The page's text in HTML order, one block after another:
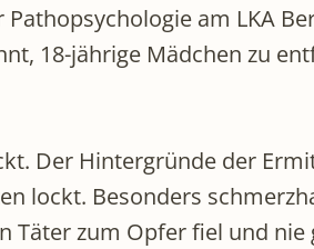
am LKA
18-jährige Mädchen zu
Der Hintergründe der
lockt. Besonders
Täter zum Opfer fiel und